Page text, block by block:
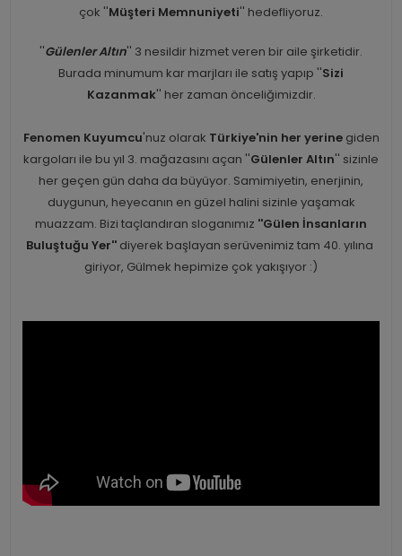
çok ''Müşteri Memnuniyeti'' hedefliyoruz.
''Gülenler Altın'' 3 nesildir hizmet veren bir aile şirketidir.
Burada minumum kar marjları ile satış yapıp ''Sizi
Kazanmak'' her zaman önceliğimizdir.
Fenomen Kuyumcu'nuz olarak Türkiye'nin her yerinegiden
kargoları ile bu yıl 3. mağazasını açan ''Gülenler Altın'' sizinle
her geçen gün daha da büyüyor. Samimiyetin, enerjinin,
duygunun, heyecanın en güzel halini sizinle yaşamak
muazzam. Bizi taçlandıran sloganımız ''Gülen İnsanların
Buluştuğu Yer'' diyerek başlayan serüvenimiz tam 40. yılına
giriyor, Gülmek hepimize çok yakışıyor :)